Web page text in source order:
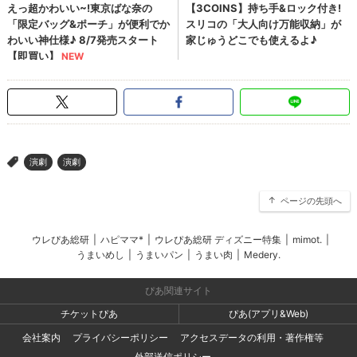
> 演劇 演劇
ページの先頭へ
ウレぴあ総研 ハピママ* ウレぴあ総研 ディズニー特集 mimot.
うまいめし
うまいパン うまい肉 Medery.
ぴあ関連サイト
チケットぴあ
ぴあ(アプリ&Web)
会社案内
プライバシーポリシー
アクセスデータの利用・著作権等